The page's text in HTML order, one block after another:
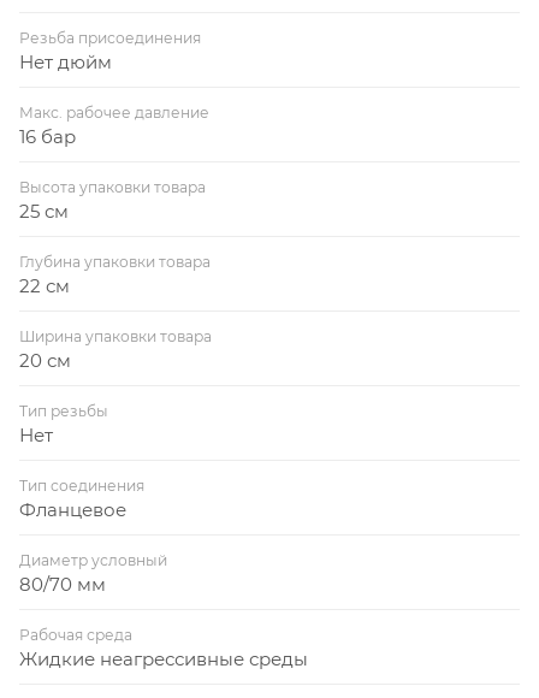
Резьба присоединения
Нет дюйм
Макс. рабочее давление
16 бар
Высота упаковки товара
25 см
Глубина упаковки товара
22 см
Ширина упаковки товара
20 см
Тип резьбы
Нет
Тип соединения
Фланцевое
Диаметр условный
80/70 мм
Рабочая среда
Жидкие неагрессивные среды